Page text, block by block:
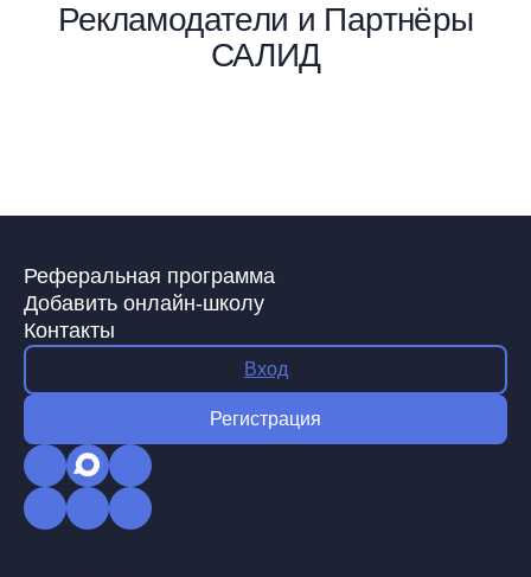
Рекламодатели и Партнёры
САЛИД
Реферальная программа
Добавить онлайн-школу
Контакты
Вход
Регистрация